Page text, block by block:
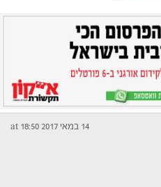
14 במאי 2017 at 18:50